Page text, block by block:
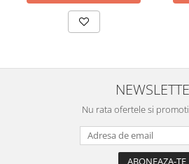
Nu rata ofertele si